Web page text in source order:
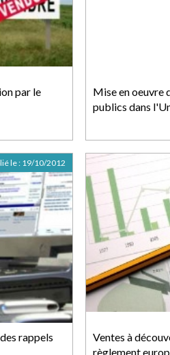
par le
Mise en oeuvre
publics dans
rappels
le : 19/10/2012
Ventes à
règlement